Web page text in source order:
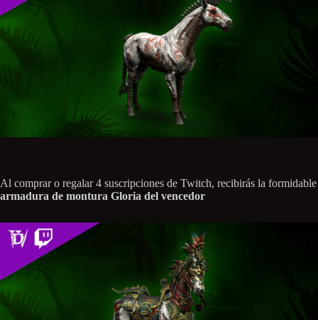
Al comprar o regalar 4 suscripciones de Twitch, recibirás la formidable
armadura de montura Gloria del vencedor